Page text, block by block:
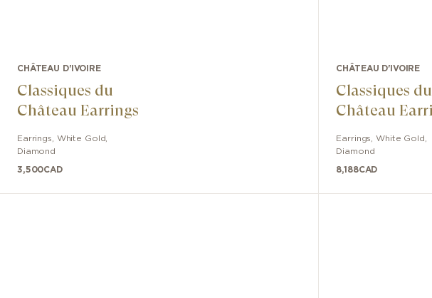
CHÂTEAU D'IVOIRE
Classiques du
Château Earrings
Earrings White Gold
Diamond
3,500CAD
CHÂTEAU D'IVOIRE
Classiques du
Château
Earrings ,White Gold
Diamond
8,188CAD